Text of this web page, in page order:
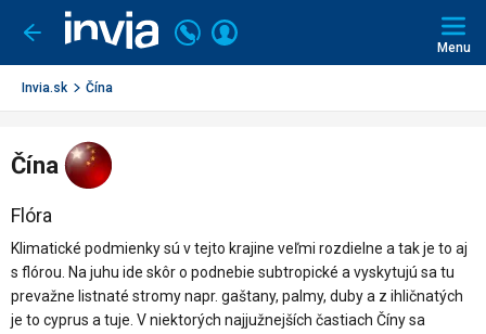
Ísť
späť
Volajte
+421
2
Prihlásiť
Menu
Invia.sk Čína
Čína
Flóra
Klimatické podmienky sú v tejto krajine veľmi rozdielne a tak je to aj
s flórou. Na juhu ide skôr o podnebie subtropické a vyskytujú sa tu
prevažne listnaté stromy napr. gaštany, palmy, duby a z ihličnatých
je to cyprus a tuje. V niektorých najjužnejších častiach Číny sa